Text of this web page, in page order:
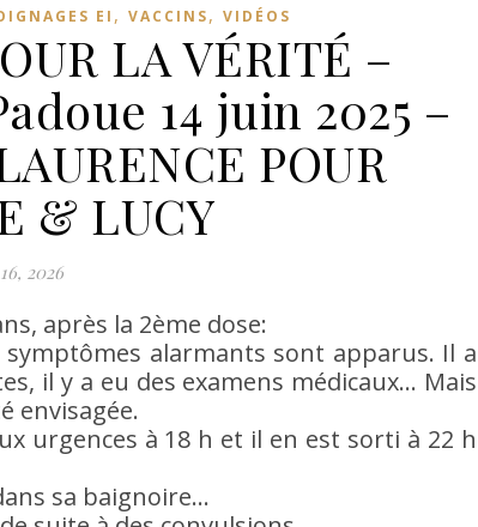
EI , VACCINS, VIDÉOS
LA VÉRITÉ –
14 juin 2025 –
POUR
& LUCY
2026
après la 2ème dose:
alarmants sont apparus. Il a
il y a eu des examens médicaux… Mais
envisagée.
urgences à 18 h et il en est sorti à 22 h
sa baignoire…